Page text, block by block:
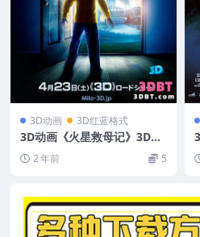
3D动画 3D红蓝格式
3D动画《火星救母记》3D电
影 左右分屏格式 高清网盘 下
载 动画3D
2 年前 5